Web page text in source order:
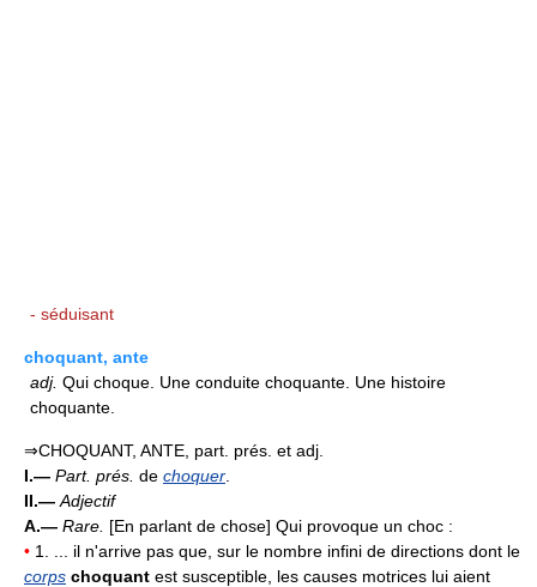
- séduisant
choquant, ante
adj. Qui choque. Une conduite choquante. Une histoire
choquante.
⇒CHOQUANT, ANTE, part. prés. et adj.
I.— Part. prés. de choquer
II.— Adjectif
A.— Rare. [En parlant de chose] Qui provoque un choc :
• 1. ... il n'arrive pas que, sur le nombre infini de directions dont le
corps choquant est susceptible, les causes motrices lui aient